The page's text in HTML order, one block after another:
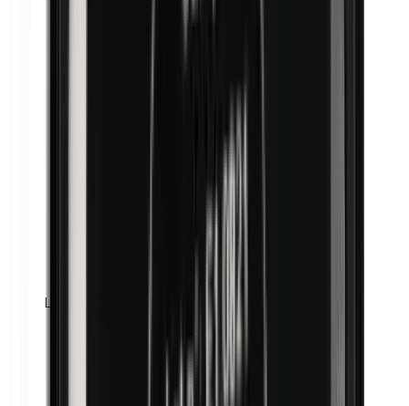
Lanoline (graisse de laine)